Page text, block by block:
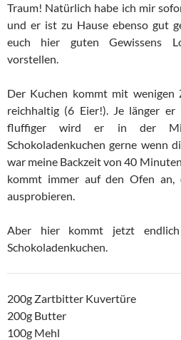
Traum! Natürlich habe ich mir
und er ist zu Hause ebenso gut
euch hier guten Gewissens
vorstellen.
Der Kuchen kommt mit wenigen
reichhaltig (6 Eier!). Je länger
fluffiger wird er in der
Schokoladenkuchen gerne wenn
war meine Backzeit von 40
kommt immer auf den Ofen an,
ausprobieren.
Aber hier kommt jetzt
Schokoladenkuchen.
200g Zartbitter Kuvertüre
200g Butter
100g Mehl